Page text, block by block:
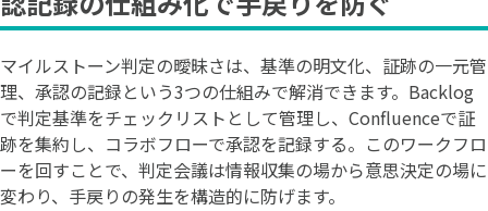
マイルストーン判定の曖昧さは、基準の明文化、証跡の一元管
理、承認の記録という3つの仕組みで解消できます。Backlog
で判定基準をチェックリストとして管理し、Confluenceで証
跡を集約し、コラボフローで承認を記録する。このワークフロ
ーを回すことで、判定会議は情報収集の場から意思決定の場に
変わり、手戻りの発生を構造的に防げます。